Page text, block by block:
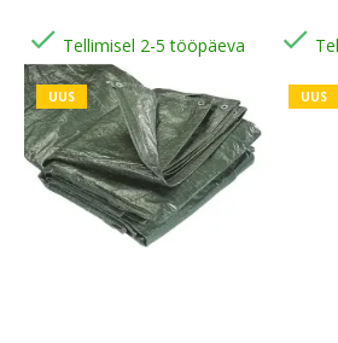
 Tellimisel 2-5 tööpäeva
UUS

UUS